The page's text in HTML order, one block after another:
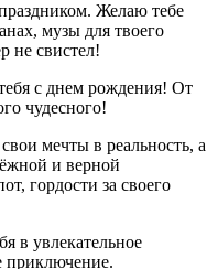
Желаю тебе
музы для твоего
не свистел!
с днем рождения! От
чудесного!
мечты в реальность, а
и верной
гордости за своего
в увлекательное
приключение.